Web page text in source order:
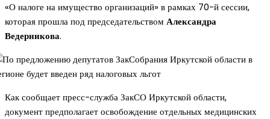
«О налоге на имущество организаций» в рамках 70-й сессии,
которая прошла под председательством Александра
Ведерникова.
Как сообщает пресс-служба ЗакСО Иркутской области,
документ предполагает освобождение отдельных медицинских